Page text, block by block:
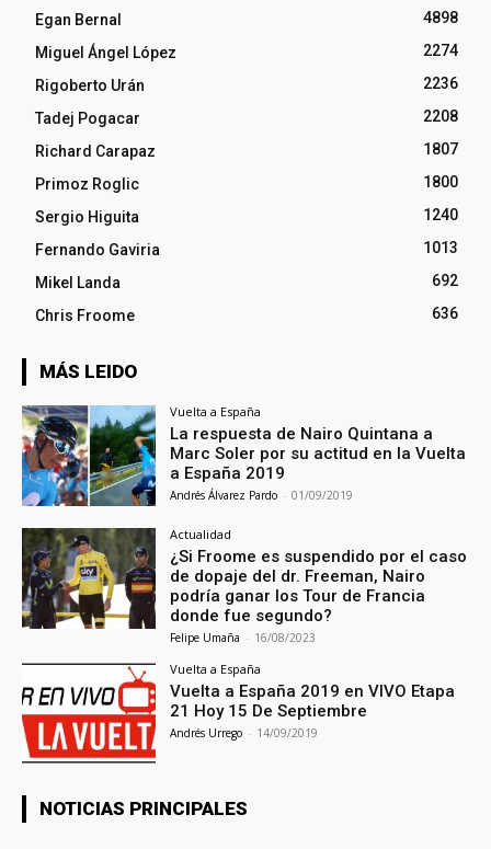
Egan Bernal
4898
Miguel Ángel López
2274
Rigoberto Urán
2236
Tadej Pogacar
2208
Richard Carapaz
1807
Primoz Roglic
1800
Sergio Higuita
1240
Fernando Gaviria
1013
Mikel Landa
692
Chris Froome
636
MÁS LEIDO
Vuelta a España
La respuesta de Nairo Quintana a
Marc Soler por su actitud en la Vuelta
a España 2019
Andrés Álvarez Pardo - 01/09/2019
Actualidad
¿Si Froome es suspendido por el caso
de dopaje del dr. Freeman, Nairo
podría ganar los Tour de Francia
donde fue segundo?
Felipe Umaña - 16/08/2023
Vuelta a España
Vuelta a España 2019 en VIVO Etapa
21 Hoy 15 De Septiembre
Andrés Urrego - 14/09/2019
NOTICIAS PRINCIPALES